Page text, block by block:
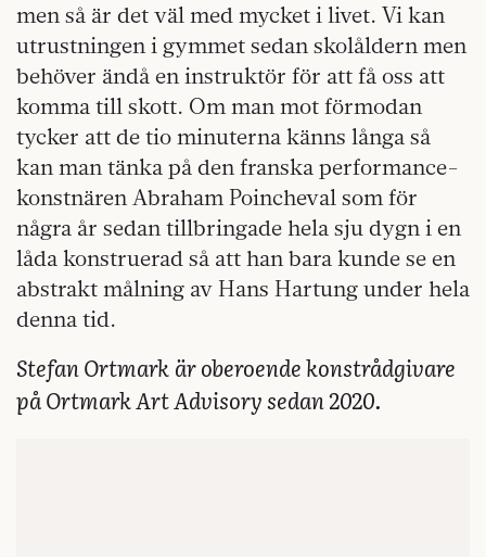
men så är det väl med mycket i livet. Vi kan
utrustningen i gymmet sedan skolåldern men
behöver ändå en instruktör för att få oss att
komma till skott. Om man mot förmodan
tycker att de tio minuterna känns långa så
kan man tänka på den franska performance-
konstnären Abraham Poincheval som för
några år sedan tillbringade hela sju dygn i en
låda konstruerad så att han bara kunde se en
abstrakt målning av Hans Hartung under hela
denna tid.
Stefan Ortmark är oberoende konstrådgivare
på Ortmark Art Advisory sedan 2020.